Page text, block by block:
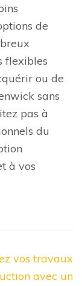
de
flexibles
ou de
sans
pas à
du
à vos
vos travaux
avec un